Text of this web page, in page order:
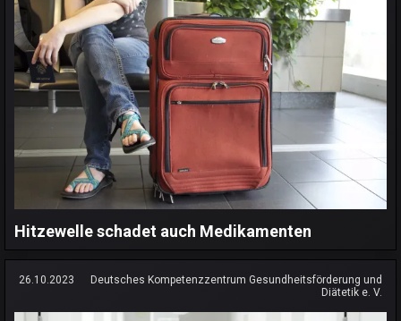
Hitzewelle schadet auch Medikamenten
26.10.2023
Deutsches Kompetenzzentrum Gesundheitsförderung und
Diätetik e. V.